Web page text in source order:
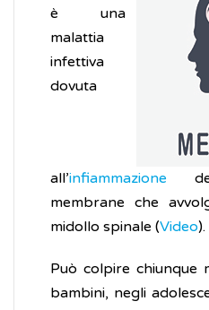
è una
malattia
infettiva
dovuta
all’infiammazione
membrane che
midollo spinale (Video).
Può colpire chiunque
bambini, negli